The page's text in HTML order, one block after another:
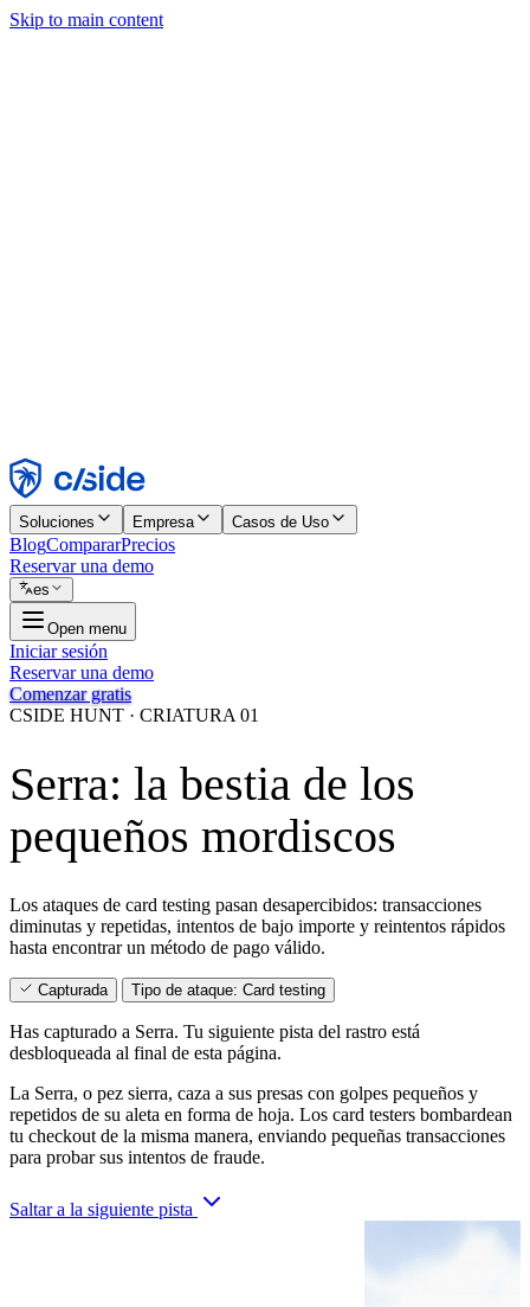
Skip to main content
Rechazar
Soluciones Empresa Casos de Uso
BlogCompararPrecios
Reservar una demo
es
Open menu
Iniciar sesión
Reservar una demo
Comenzar gratis
CSIDE HUNT · CRIATURA 01
Serra: la bestia de los
pequeños mordiscos
Los ataques de card testing pasan desapercibidos: transacciones
diminutas y repetidas, intentos de bajo importe y reintentos rápidos
hasta encontrar un método de pago válido.
Capturada Tipo de ataque: Card testing
Has capturado a Serra. Tu siguiente pista del rastro está
desbloqueada al final de esta página.
La Serra, o pez sierra, caza a sus presas con golpes pequeños y
repetidos de su aleta en forma de hoja. Los card testers bombardean
tu checkout de la misma manera, enviando pequeñas transacciones
para probar sus intentos de fraude.
Saltar a la siguiente pista